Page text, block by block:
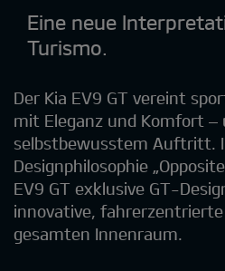
Eine neue
Turismo.
Der Kia EV9 GT vereint
mit Eleganz und Komfort –
selbstbewusstem Auftritt.
Designphilosophie
EV9 GT exklusive GT-
innovative, fahrerzentrierte
gesamten Innenraum.